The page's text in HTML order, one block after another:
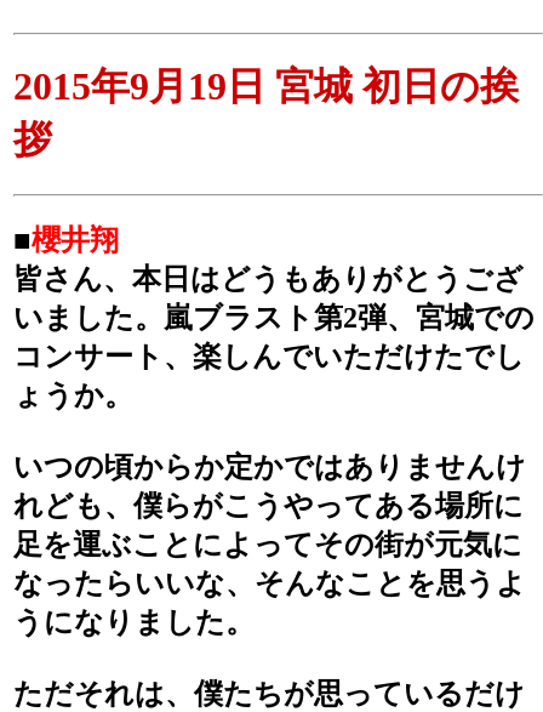
2015年9月19日 宮城 初日の挨
拶
■櫻井翔
皆さん、本日はどうもありがとうござ
いました。嵐ブラスト第2弾、宮城での
コンサート、楽しんでいただけたでし
ょうか。
いつの頃からか定かではありませんけ
れども、僕らがこうやってある場所に
足を運ぶことによってその街が元気に
なったらいいな、そんなことを思うよ
うになりました。
ただそれは、僕たちが思っているだけ